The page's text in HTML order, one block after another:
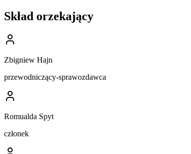
Skład orzekający
Zbigniew Hajn
przewodniczący-sprawozdawca
Romualda Spyt
członek